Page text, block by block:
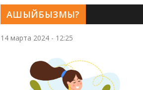
АШЫЙБЫЗМЫ?
14 марта 2024 - 12:25